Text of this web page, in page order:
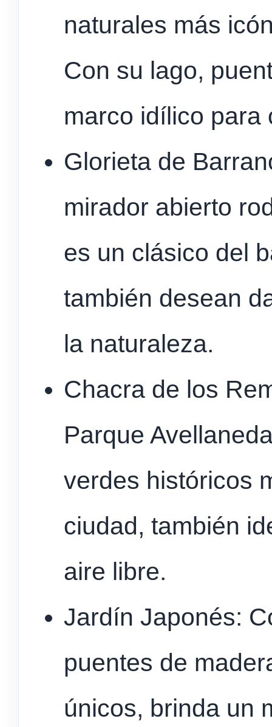
naturales más
Con su lago,
marco idílico para
Glorieta de
mirador abierto
es un clásico del
también desean
la naturaleza.
Chacra de los
Parque
verdes históricos
ciudad, también
aire libre.
Jardín Japonés:
puentes de
únicos, brinda un